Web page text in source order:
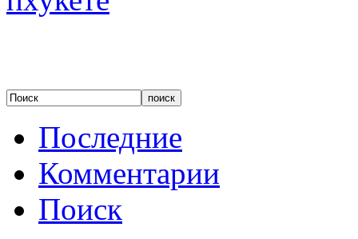
Последние
Комментарии
Поиск